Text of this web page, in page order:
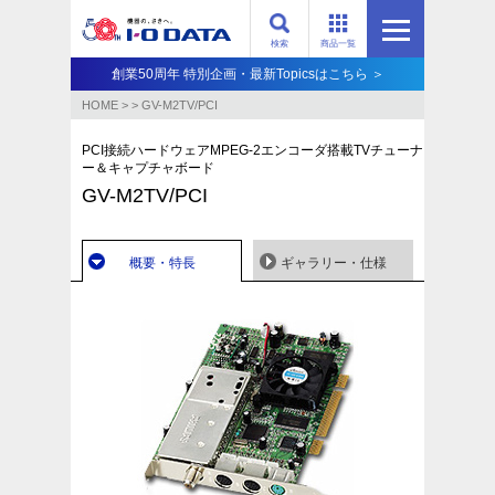
商品一覧
検索
創業50周年 特別企画・最新Topicsはこちら ＞
HOME > > GV-M2TV/PCI
PCI接続ハードウェアMPEG-2エンコーダ搭載TVチューナ
ー＆キャプチャボード
GV-M2TV/PCI
概要・特長 ギャラリー・仕様